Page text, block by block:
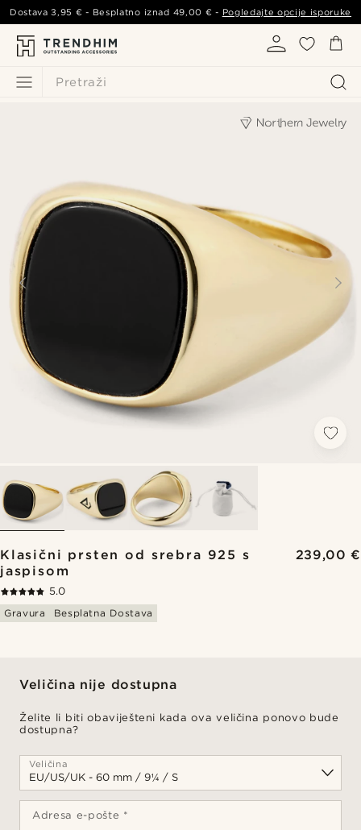
Pretraži
Dostava3,95 € - Besplatno iznad 49,00 € - Pogledajte opcije isporuke
Klasični prsten od srebra 925 s
jaspisom
239,00 €
5.0
Gravura
Besplatna Dostava
Veličina nije dostupna
Želite li biti obaviješteni kada ova veličina ponovo bude
dostupna?
Veličina
Adresa e-pošte *